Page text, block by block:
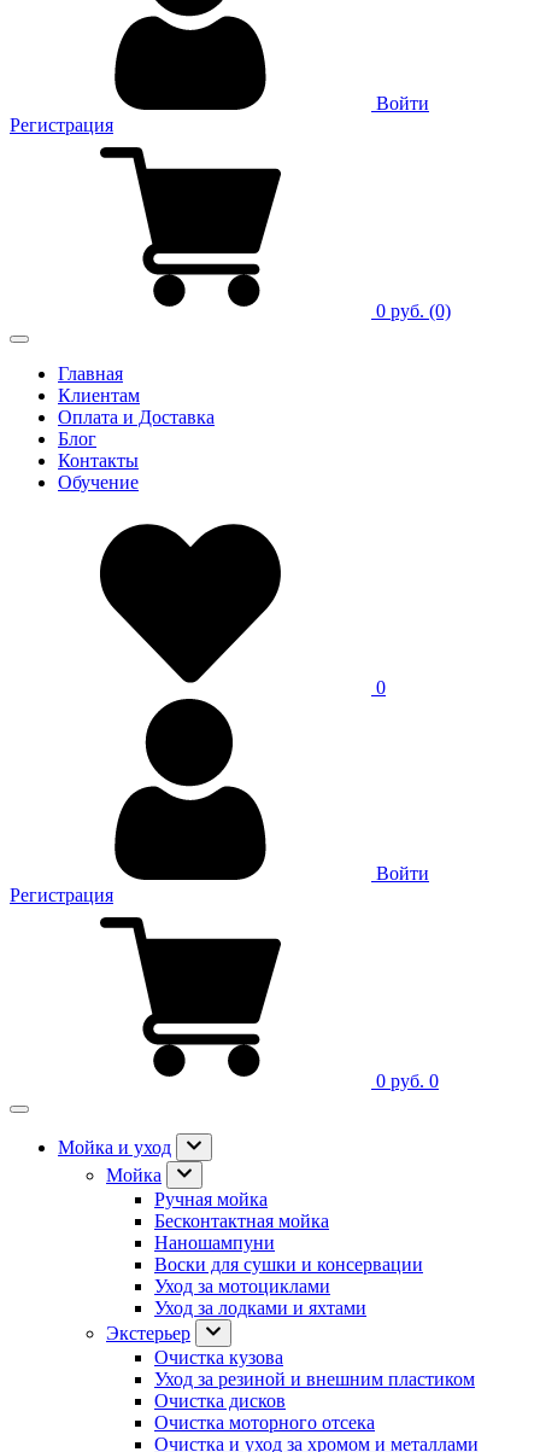
Войти
Регистрация
0 руб. (0)
Главная
Клиентам
Оплата и Доставка
Блог
Контакты
Обучение
0
Войти
Регистрация
0 руб. 0
Мойка и уход
Мойка
Ручная мойка
Бесконтактная мойка
Наношампуни
Воски для сушки и консервации
Уход за мотоциклами
Уход за лодками и яхтами
Экстерьер
Очистка кузова
Уход за резиной и внешним пластиком
Очистка дисков
Очистка моторного отсека
Очистка и уход за хромом и металлами